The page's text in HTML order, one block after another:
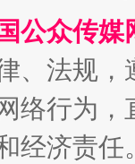
公众传
、法规
络行为
经济责